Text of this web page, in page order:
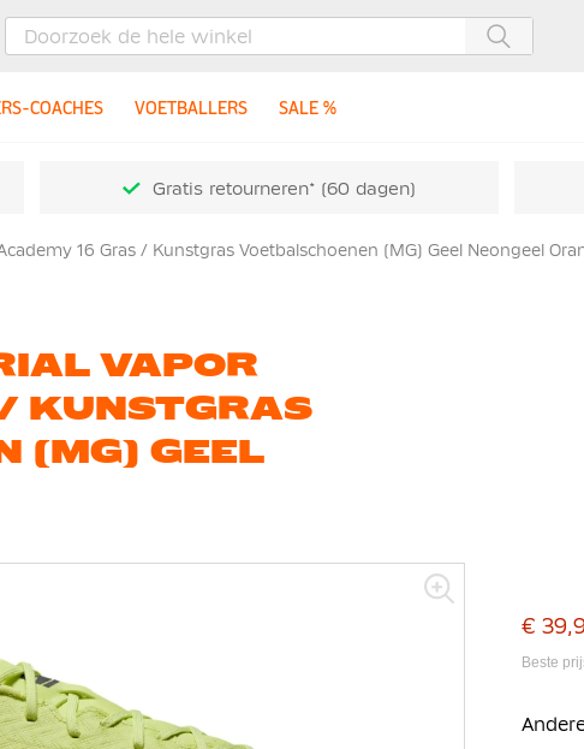
COACHES VOETBALLERS SALE %
Gratis retourneren* (60 dagen)
16 Gras / Kunstgras Voetbalschoenen (MG) Geel Neongeel
VAPOR
KUNSTGRAS
(MG) GEEL
€
Beste